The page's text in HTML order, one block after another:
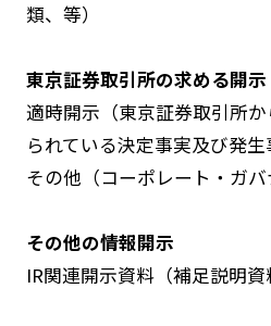
類、等）
東京証券取引所の求める開示
適時開示（東京証券取引所
られている決定事実及び発生
その他（コーポレート・ガバ
その他の情報開示
IR関連開示資料（補足説明資